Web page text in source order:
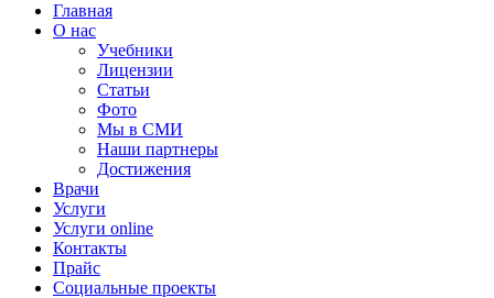
Главная
О нас
Учебники
Лицензии
Статьи
Фото
Мы в СМИ
Наши партнеры
Достижения
Врачи
Услуги
Услуги online
Контакты
Прайс
Социальные проекты